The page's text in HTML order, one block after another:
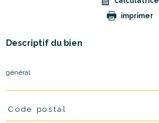
imprimer
Descriptif du bien
général
TRAD_PAMPERO_Caracteristique
Code postal